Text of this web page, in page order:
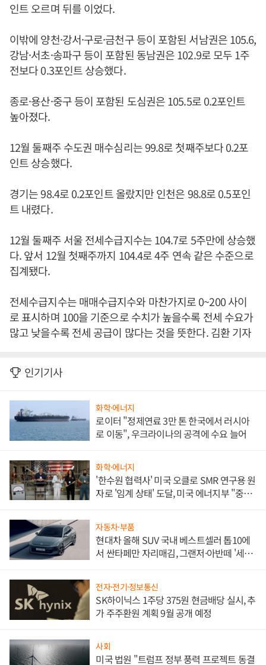
인트 오르며 뒤를 이었다.
이밖에 양천·강서·구로·금천구 등이 포함된 서남권은 105.6,
강남·서초·송파구 등이 포함된 동남권은 102.9로 모두 1주
전보다 0.3포인트 상승했다.
종로·용산·중구 등이 포함된 도심권은 105.5로 0.2포인트
높아졌다.
12월 둘째주 수도권 매수심리는 99.8로 첫째주보다 0.2포
인트 상승했다.
경기는 98.4로 0.2포인트 올랐지만 인천은 98.8로 0.5포인
트 내렸다.
12월 둘째주 서울 전세수급지수는 104.7로 5주만에 상승했
다. 앞서 12월 첫째주까지 104.4로 4주 연속 같은 수준으로
집계됐다.
전세수급지수는 매매수급지수와 마찬가지로 0~200 사이
로 표시하며 100을 기준으로 수치가 높을수록 전세 수요가
많고 낮을수록 전세 공급이 많다는 것을 뜻한다. 김환 기자
인기기사
화학·에너지
로이터 "정제연료 3만 톤 한국에서 러시아
로 이동", 우크라이나의 공격에 수요 늘어
화학·에너지
'한수원 협력사' 미국 오클로 SMR 연구용 원
자로 '임계 상태' 도달, 미국 에너지부 "중요
자동차·부품
현대차 올해 SUV 국내 베스트셀러 톱10에
서 싼타페만 자리매김, 그랜저·아반떼 '세단
전자·전기·정보통신
SK하이닉스 1주당 375원 현금배당 실시, 추
가 주주환원 계획 9월 공개 예정
사회
미국 법원 "트럼프 정부 풍력 프로젝트 동결